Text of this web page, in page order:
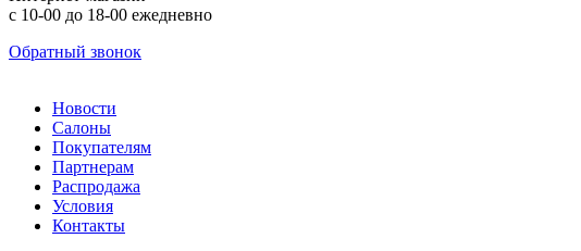
с 10-00 до 18-00 ежедневно
Обратный звонок
Новости
Салоны
Покупателям
Партнерам
Распродажа
Условия
Контакты